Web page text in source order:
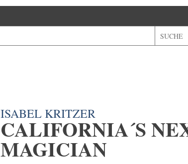
ISABEL KRITZER
CALIFORNIA´S
MAGICIAN